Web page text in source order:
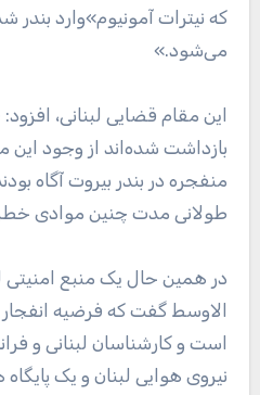
که نیترات آمونیوم»وارد بندر
می‌شود.»
این مقام قضایی لبنانی،
بازداشت شده‌اند از وجود این
منفجره در بندر بیروت آگاه
طولانی مدت چنین موادی
در همین حال یک منبع امنیتی
الاوسط گفت که فرضیه انفجار
است و کارشناسان لبنانی و
نیروی هوایی لبنان و یک پایگاه